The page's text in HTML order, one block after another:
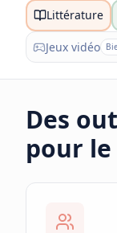
Littérature
Jeux vidéo
Des
pour